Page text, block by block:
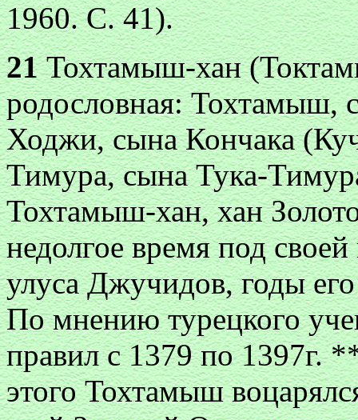
1960. С. 41).
21Тохтамыш-хан
родословная: Тохтамыш,
Ходжи, сына Кончака
Тимура, сына Тука-
Тохтамыш-хан, хан
недолгое время под
улуса Джучидов, годы
По мнению турецкого
правил с 1379 по 1397г.
этого Тохтамыш